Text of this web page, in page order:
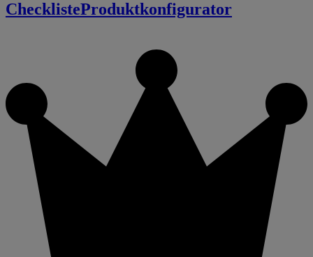
ChecklisteProduktkonfigurator